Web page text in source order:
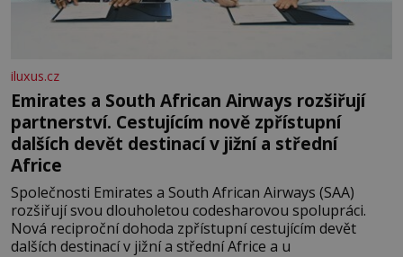
iluxus.cz
Emirates a South African Airways rozšiřují
partnerství. Cestujícím nově zpřístupní
dalších devět destinací v jižní a střední
Africe
Společnosti Emirates a South African Airways (SAA)
rozšiřují svou dlouholetou codesharovou spolupráci.
Nová reciproční dohoda zpřístupní cestujícím devět
dalších destinací v jižní a střední Africe a u